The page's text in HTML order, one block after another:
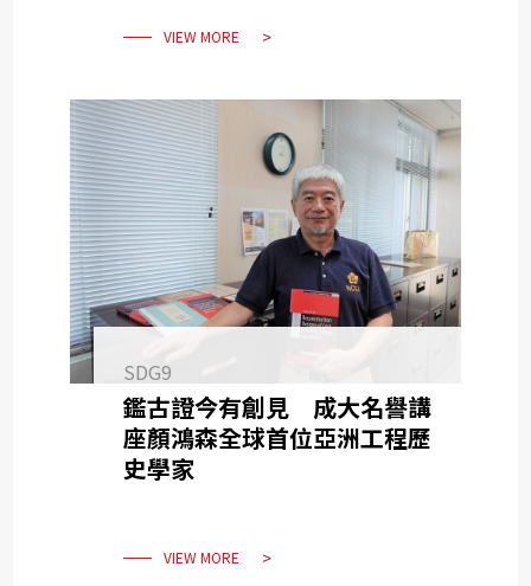
VIEW MORE
SDG9
鑑古證今有創見 成大名譽講
座顏鴻森全球首位亞洲工程歷
史學家
VIEW MORE